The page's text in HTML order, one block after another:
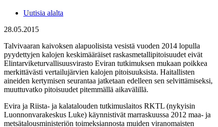
Uutisia alalta
28.05.2015
Talvivaaran kaivoksen alapuolisista vesistä vuoden 2014 lopulla
pyydettyjen kalojen keskimääräiset raskasmetallipitoisuudet eivät
Elintarviketurvallisuusvirasto Eviran tutkimuksen mukaan poikkea
merkittävästi vertailujärvien kalojen pitoisuuksista. Haitallisten
aineiden kertymisen seurantaa jatketaan edelleen sen selvittämiseksi,
muuttuvatko pitoisuudet pitemmällä aikavälillä.
Evira ja Riista- ja kalatalouden tutkimuslaitos RKTL (nykyisin
Luonnonvarakeskus Luke) käynnistivät marraskuussa 2012 maa- ja
metsätalousministeriön toimeksiannosta muiden viranomaisten